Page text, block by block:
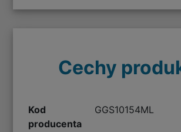
Cechy
Kod
producenta
GGS10154ML